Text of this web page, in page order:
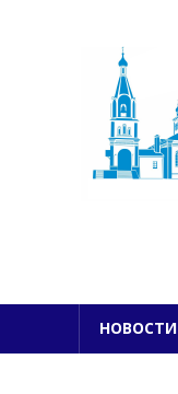
НОВОСТИ